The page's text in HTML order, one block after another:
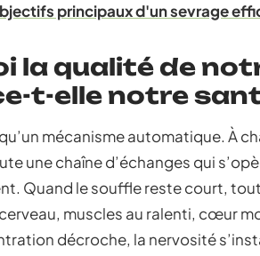
principaux d'un sevrage
la qualité de
t-elle notre
mécanisme automatique. À
une chaîne d’échanges qui
Quand le souffle reste court,
muscles au ralenti, cœur
décroche, la nervosité